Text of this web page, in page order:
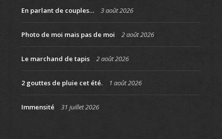
En parlant de couples… 3 août 2026
Photo de moi mais pas de moi 2 août 2026
Le marchand de tapis 2 août 2026
2 gouttes de pluie cet été. 1 août 2026
Immensité 31 juillet 2026